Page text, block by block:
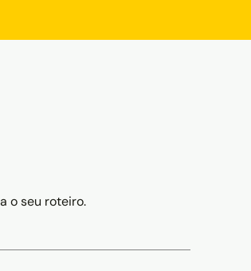
o seu roteiro.